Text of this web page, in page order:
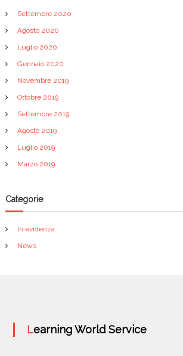
Settembre 2020
Agosto 2020
Luglio 2020
Gennaio 2020
Novembre 2019
Ottobre 2019
Settembre 2019
Agosto 2019
Luglio 2019
Marzo 2019
Categorie
In evidenza
News
Learning World Service